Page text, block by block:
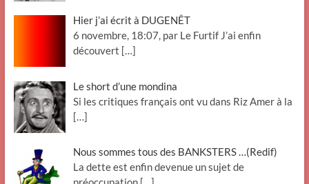
Hier j’ai écrit à DUGENÊT
6 novembre, 18:07, par Le Furtif J’ai enfin
découvert […]
Le short d’une mondina
Si les critiques français ont vu dans Riz Amer à la
[…]
Nous sommes tous des BANKSTERS …(Redif)
La dette est enfin devenue un sujet de